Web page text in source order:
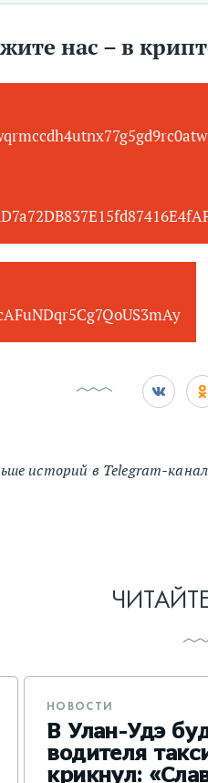
нас – в
историй в Telegram-
НОВОСТИ
В Улан-Удэ
водителя
крикнул: